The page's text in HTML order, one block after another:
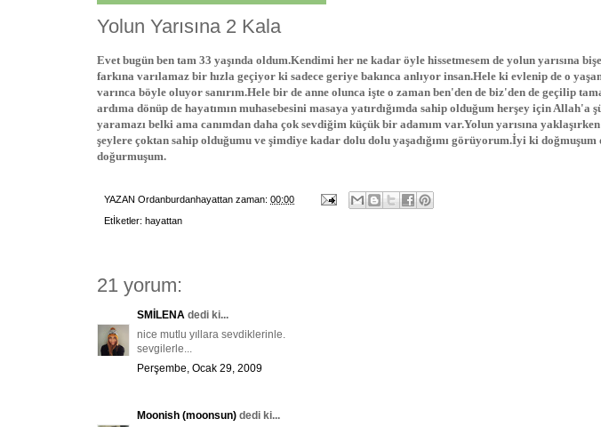
Yolun Yarısına 2 Kala
Evet bugün ben tam 33 yaşında oldum.Kendimi her ne kadar öyle hissetmesem de yolun yarısına
farkına varılamaz bir hızla geçiyor ki sadece geriye bakınca anlıyor insan.Hele ki evlenip de o
varınca böyle oluyor sanırım.Hele bir de anne olunca işte o zaman ben'den de biz'den de geçilip
ardıma dönüp de hayatımın muhasebesini masaya yatırdığımda sahip olduğum herşey için
yaramazı belki ama canımdan daha çok sevdiğim küçük bir adamım var.Yolun yarısına
şeylere çoktan sahip olduğumu ve şimdiye kadar dolu dolu yaşadığımı görüyorum.İyi ki
doğurmuşum.
YAZAN Ordanburdanhayattan zaman: 00:00
Etİketler: hayattan
21 yorum:
SMİLENA dedi ki...
nice mutlu yıllara sevdiklerinle.
sevgilerle...
Perşembe, Ocak 29, 2009
Moonish (moonsun) dedi ki...